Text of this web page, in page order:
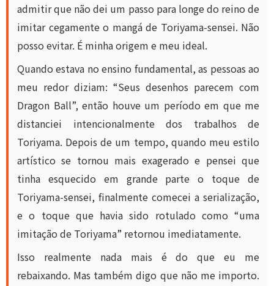
admitir que não dei um passo para longe do reino de
imitar cegamente o mangá de Toriyama-sensei. Não
posso evitar. É minha origem e meu ideal.
Quando estava no ensino fundamental, as pessoas ao
meu redor diziam: “Seus desenhos parecem com
Dragon Ball”, então houve um período em que me
distanciei intencionalmente dos trabalhos de
Toriyama. Depois de um tempo, quando meu estilo
artístico se tornou mais exagerado e pensei que
tinha esquecido em grande parte o toque de
Toriyama-sensei, finalmente comecei a serialização,
e o toque que havia sido rotulado como “uma
imitação de Toriyama” retornou imediatamente.
Isso realmente nada mais é do que eu me
rebaixando. Mas também digo que não me importo.